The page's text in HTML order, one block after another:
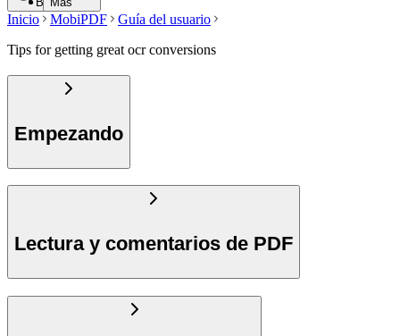
Inicio MobiPDF
Guía del usuario
Tips for getting great ocr conversions
Empezando
Lectura y comentarios de PDF